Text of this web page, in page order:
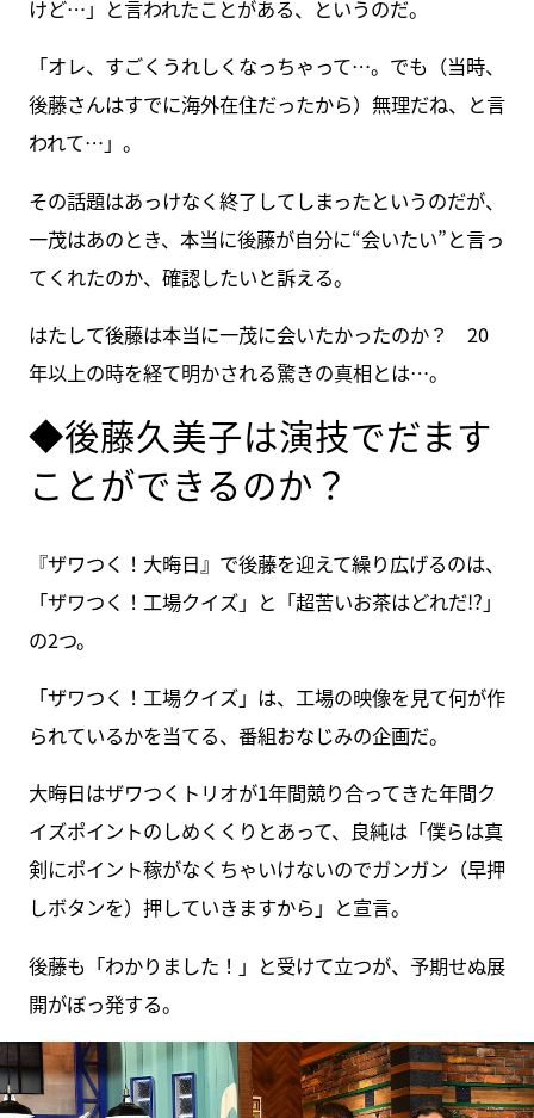
けど…」と言われたことがある、というのだ。
「オレ、すごくうれしくなっちゃって…。でも（当時、
後藤さんはすでに海外在住だったから）無理だね、と言
われて…」。
その話題はあっけなく終了してしまったというのだが、
一茂はあのとき、本当に後藤が自分に“会いたい”と言っ
てくれたのか、確認したいと訴える。
はたして後藤は本当に一茂に会いたかったのか？ 20
年以上の時を経て明かされる驚きの真相とは…。
◆後藤久美子は演技でだます
ことができるのか？
『ザワつく！大晦日』で後藤を迎えて繰り広げるのは、
「ザワつく！工場クイズ」と「超苦いお茶はどれだ!?」
の2つ。
「ザワつく！工場クイズ」は、工場の映像を見て何が作
られているかを当てる、番組おなじみの企画だ。
大晦日はザワつくトリオが1年間競り合ってきた年間ク
イズポイントのしめくくりとあって、良純は「僕らは真
剣にポイント稼がなくちゃいけないのでガンガン（早押
しボタンを）押していきますから」と宣言。
後藤も「わかりました！」と受けて立つが、予期せぬ展
開がぼっ発する。